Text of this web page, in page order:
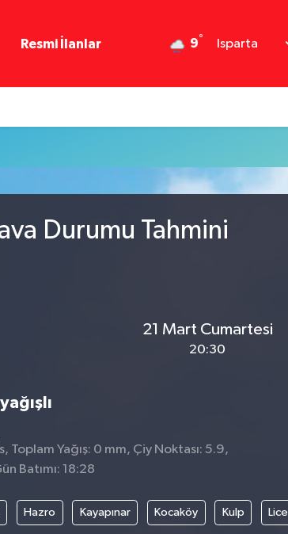
Resmi İlanlar 9° Isparta
Durumu Tahmini
21 Mart Cumartesi
20:30
Toplam Yağış: 0 mm, Çiy Noktası: 5.9,
Batımı: 18:28
Hazro Kayapınar Kocaköy Kulp Lice